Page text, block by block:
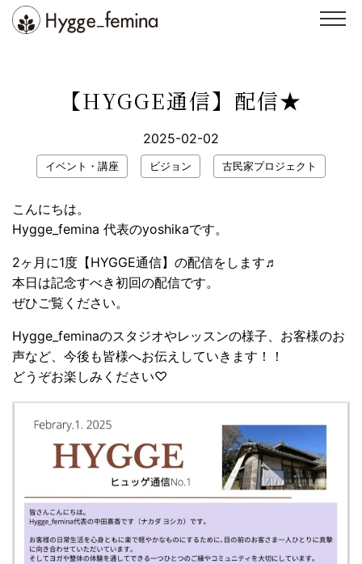
Skip
整体 イベント・講座
インストラクター
お問い合わせ
【HYGGE通信】配信★
2025-02-02
イベント・講座 ビジョン 古民家プロジェクト
こんにちは。
Hygge_femina 代表のyoshikaです。
2ヶ月に1度【HYGGE通信】の配信をします♬
本日は記念すべき初回の配信です。
ぜひご覧ください。
Hygge_feminaのスタジオやレッスンの様子、お客様のお
声など、今後も皆様へお伝えしていきます！！
どうぞお楽しみください♡